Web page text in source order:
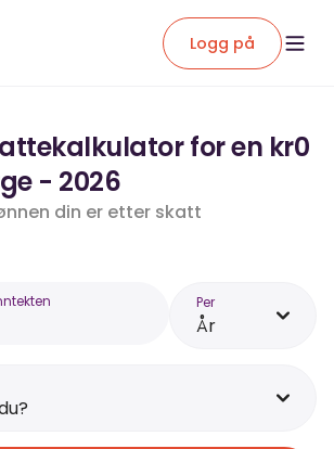
Logg på
for en kr0
- 2026
din er etter skatt
Per
År